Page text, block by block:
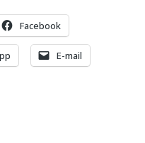
Facebook
E-mail